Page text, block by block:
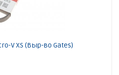
V XS (Выр-во Gates)